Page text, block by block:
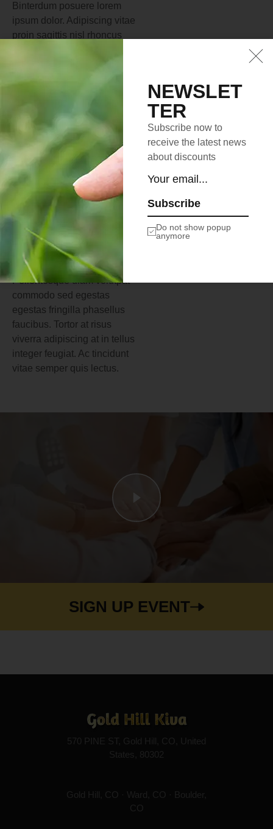
Binterdum posuere lorem
ipsum dolor. Adipiscing vitae
proin sagittis nisl rhoncus
ullamcorper velit sed.
Curabitur vitae nunc sed
velit dignissim sodales ut eu
sem. Venenatis urna cursus
eget nunc scelerisque
viverra mauris in aliquam.
Nunc faucibus a
pellentesque sit amet
porttitor eget dolor. Quam
nulla porttitor massa id
neque aliquam.
Pellentesque diam volutpat
commodo sed egestas
egestas fringilla phasellus
faucibus. Tortor at risus
viverra adipiscing at in tellus
integer feugiat. Ac tincidunt
vitae semper quis lectus.
SIGN UP EVENT
NEWSLET
TER
Subscribe now to
receive the latest news
about discounts
Subscribe
Do not show popup
anymore